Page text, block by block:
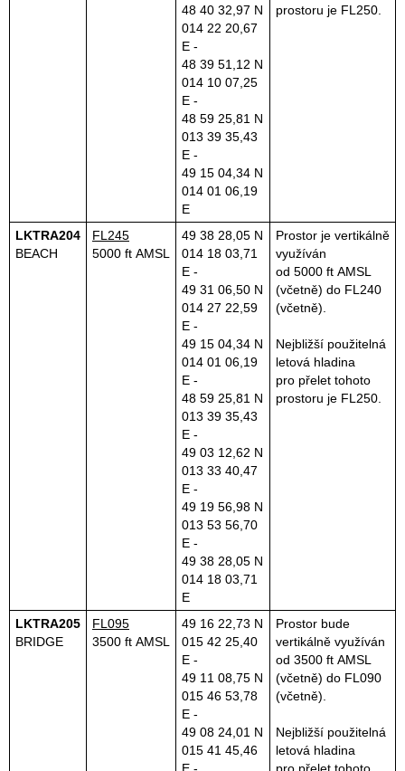
48 40 32,97 N
014 22 20,67
E -
48 39 51,12 N
014 10 07,25
E -
48 59 25,81 N
013 39 35,43
E -
49 15 04,34 N
014 01 06,19
E
prostoru je FL250.
LKTRA204
BEACH
FL245
5000 ft AMSL
49 38 28,05 N
014 18 03,71
E -
49 31 06,50 N
014 27 22,59
E -
49 15 04,34 N
014 01 06,19
E -
48 59 25,81 N
013 39 35,43
E -
49 03 12,62 N
013 33 40,47
E -
49 19 56,98 N
013 53 56,70
E -
49 38 28,05 N
014 18 03,71
E
Prostor je vertikálně
využíván
od 5000 ft AMSL
(včetně) do FL240
(včetně).
Nejbližší použitelná
letová hladina
pro přelet tohoto
prostoru je FL250.
LKTRA205
BRIDGE
FL095
3500 ft AMSL
49 16 22,73 N
015 42 25,40
E -
49 11 08,75 N
015 46 53,78
E -
49 08 24,01 N
015 41 45,46
Prostor bude
vertikálně využíván
od 3500 ft AMSL
(včetně) do FL090
(včetně).
Nejbližší použitelná
letová hladina